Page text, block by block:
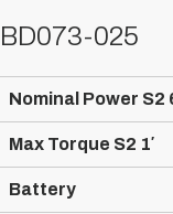
BD073-025
Nominal Power S2
Max Torque S2 1′
Battery